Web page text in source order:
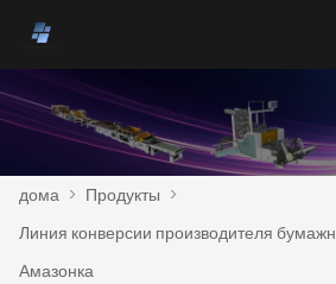
дома > Продукты >
Линия конверсии производителя
Амазонка